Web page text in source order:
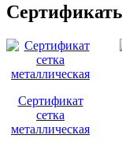
Сертификат
сетка
металлическая